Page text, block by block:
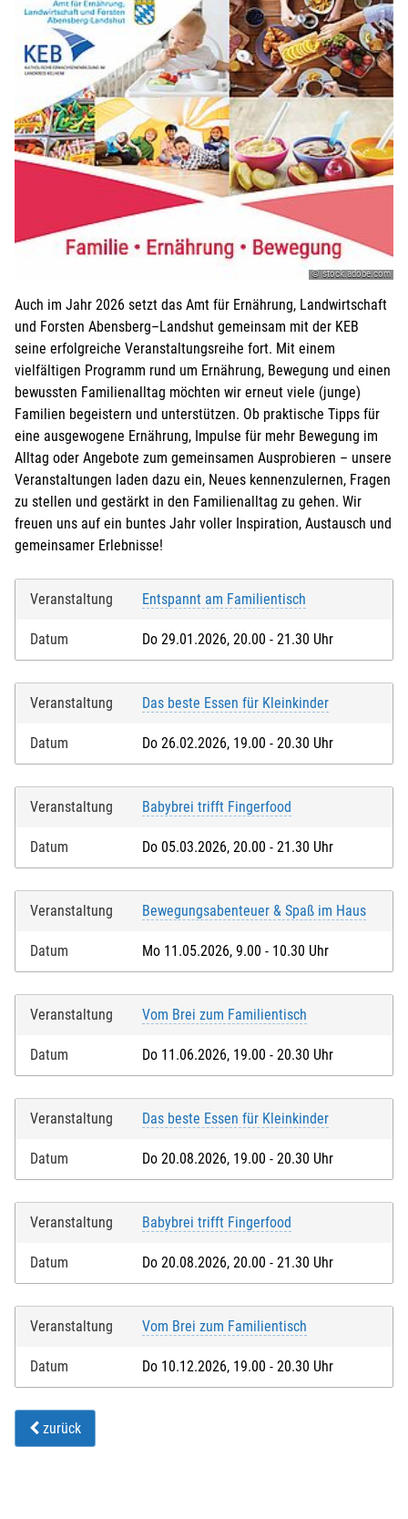
© stock.adobe.com
Auch im Jahr 2026 setzt das Amt für Ernährung, Landwirtschaft
und Forsten Abensberg–Landshut gemeinsam mit der KEB
seine erfolgreiche Veranstaltungsreihe fort. Mit einem
vielfältigen Programm rund um Ernährung, Bewegung und einen
bewussten Familienalltag möchten wir erneut viele (junge)
Familien begeistern und unterstützen. Ob praktische Tipps für
eine ausgewogene Ernährung, Impulse für mehr Bewegung im
Alltag oder Angebote zum gemeinsamen Ausprobieren – unsere
Veranstaltungen laden dazu ein, Neues kennenzulernen, Fragen
zu stellen und gestärkt in den Familienalltag zu gehen. Wir
freuen uns auf ein buntes Jahr voller Inspiration, Austausch und
gemeinsamer Erlebnisse!
Veranstaltung Entspannt am Familientisch
Datum Do 29.01.2026, 20.00 - 21.30 Uhr
Veranstaltung Das beste Essen für Kleinkinder
Datum Do 26.02.2026, 19.00 - 20.30 Uhr
Veranstaltung Babybrei trifft Fingerfood
Datum Do 05.03.2026, 20.00 - 21.30 Uhr
Veranstaltung Bewegungsabenteuer & Spaß im Haus
Datum Mo 11.05.2026, 9.00 - 10.30 Uhr
Veranstaltung Vom Brei zum Familientisch
Datum Do 11.06.2026, 19.00 - 20.30 Uhr
Veranstaltung Das beste Essen für Kleinkinder
Datum Do 20.08.2026, 19.00 - 20.30 Uhr
Veranstaltung Babybrei trifft Fingerfood
Datum Do 20.08.2026, 20.00 - 21.30 Uhr
Veranstaltung Vom Brei zum Familientisch
Datum Do 10.12.2026, 19.00 - 20.30 Uhr
zurück